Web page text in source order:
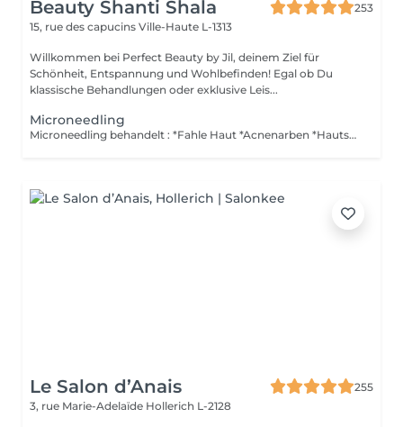
Beauty Shanti Shala
253
15, rue des capucins Ville-Haute L-1313
Willkommen bei Perfect Beauty by Jil, deinem Ziel für
Schönheit, Entspannung und Wohlbefinden! Egal ob Du
klassische Behandlungen oder exklusive Leis...
Microneedling
Microneedling behandelt : *Fahle Haut *Acnenarben *Hautschlaffheit *Kleine Fältchen und Falten *Pigment_, Alters_ und Schwangerschaftsflecken *Eliminiert die schwarzen Punkte *Verengt die Poren und glättet die Haut *Tiefgreifende Hydrierung *Aktiviert die Blutzirkulation *Aktiviert die Zellerneuerung *Besseres Einschleusen von Produkten *Revitalizierend *Regt den Heilungsprozess an Der Heilungprozess der Haut braucht 10-14 Tage, deshalb emphehlen wir den Kauf einer schützenden Creme und einer Spf50 Creme (Germaine di Capuccini) für die Pflege zu Hause. Um keine Pigmentflecken von den Sonnenstrahlen zu bekommen is Spf50 sehr wichtig. Kontraindikationen : *Schwanger, Stillen *Exzema, Psoriasis *Verbrennungen *Personen mit einer Krebserkrankung Post Microneedling : * Kein Wasser während 12 Stunden *Kein Make-up während 24-48 Stunden *Keine Sonne und Solarium während 2 WOCHEN *Kein Peeling und Laser während 2 WOCHEN
Le Salon d’Anais
255
3, rue Marie-Adelaïde Hollerich L-2128